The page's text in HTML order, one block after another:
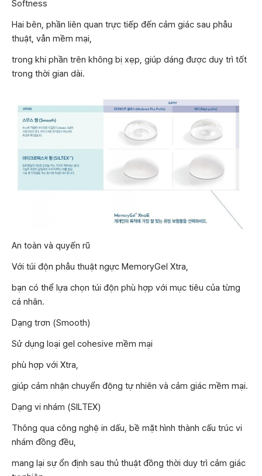
Softness
Hai bên, phần liên quan trực tiếp đến cảm giác sau phẫu
thuật, vẫn mềm mại,
trong khi phần trên không bị xẹp, giúp dáng được duy trì tốt
trong thời gian dài.
An toàn và quyến rũ
Với túi độn phẫu thuật ngực MemoryGel Xtra,
bạn có thể lựa chọn túi độn phù hợp với mục tiêu của từng
cá nhân.
Dạng trơn (Smooth)
Sử dụng loại gel cohesive mềm mại
phù hợp với Xtra,
giúp cảm nhận chuyển động tự nhiên và cảm giác mềm mại.
Dạng vi nhám (SILTEX)
Thông qua công nghệ in dấu, bề mặt hình thành cấu trúc vi
nhám đồng đều,
mang lại sự ổn định sau thủ thuật đồng thời duy trì cảm giác